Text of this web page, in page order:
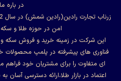
در باره ما
امن در حوزه طلا و سکه
این شرکت در زمینه خرید و فروش سکه
فناوری های پیشرفته در پلمپ محصولات
ای متفاوت را برای مشتریان خود فراهم
اعتماد در بازار طلا،ارائه دسترسی